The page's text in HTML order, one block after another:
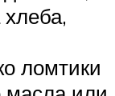
ломтики